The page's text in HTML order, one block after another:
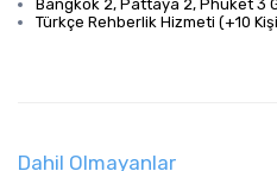
Bangkok 2, Pattaya 2, Phuket 3
Türkçe Rehberlik Hizmeti (+10
Dahil Olmayanlar